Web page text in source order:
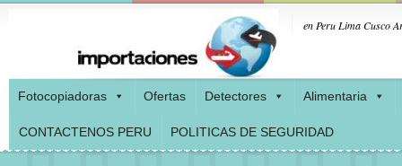
en Peru Lima Cusco
Fotocopiadoras Ofertas Detectores Alimentaria
CONTACTENOS PERU POLITICAS DE SEGURIDAD